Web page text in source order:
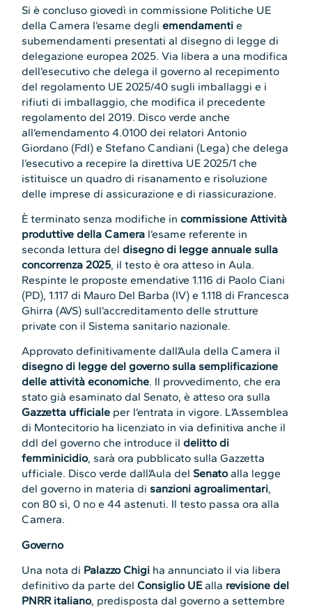
Si è concluso giovedì in commissione Politiche UE
della Camera l’esame degliemendamentie
subemendamenti presentati al disegno di legge di
delegazione europea 2025. Via libera a una modifica
dell’esecutivo che delega il governo al recepimento
del regolamento UE 2025/40 sugli imballaggi e i
rifiuti di imballaggio, che modifica il precedente
regolamento del 2019. Disco verde anche
all’emendamento 4.0100 dei relatori Antonio
Giordano (FdI) e Stefano Candiani (Lega) che delega
l’esecutivo a recepire la direttiva UE 2025/1 che
istituisce un quadro di risanamento e risoluzione
delle imprese di assicurazione e di riassicurazione.
È terminato senza modifiche in commissione Attività
produttive della Camera l’esame referente in
seconda lettura deldisegno di legge annuale sulla
concorrenza 2025, il testo è ora atteso in Aula.
Respinte le proposte emendative 1.116 di Paolo Ciani
(PD), 1.117 di Mauro Del Barba (IV) e 1.118 di Francesca
Ghirra (AVS) sull’accreditamento delle strutture
private con il Sistema sanitario nazionale.
Approvato definitivamente dall’Aula della Camera il
disegno di legge del governo sulla semplificazione
delle attività economiche. Il provvedimento, che era
stato già esaminato dal Senato, è atteso ora sulla
Gazzetta ufficiale per l’entrata in vigore. L’Assemblea
di Montecitorio ha licenziato in via definitiva anche il
ddl del governo che introduce ildelitto di
femminicidio, sarà ora pubblicato sulla Gazzetta
ufficiale. Disco verde dall’Aula del Senatoalla legge
del governo in materia di sanzioni agroalimentari,
con 80 sì, 0 no e 44 astenuti. Il testo passa ora alla
Camera.
Governo
Una nota di Palazzo Chigi ha annunciato il via libera
definitivo da parte del Consiglio UEalla revisione del
PNRR italiano, predisposta dal governo a settembre